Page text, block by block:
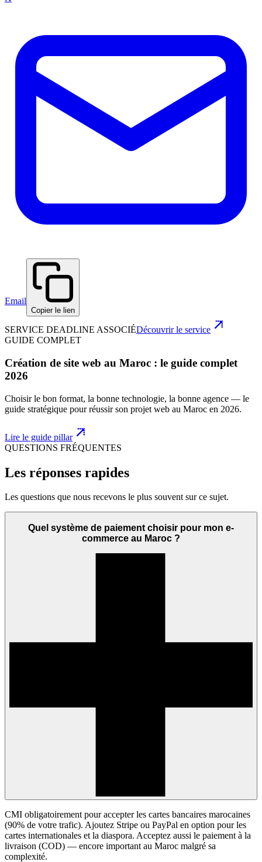
Email
Copier le lien
SERVICE DEADLINE ASSOCIÉDécouvrir le service
GUIDE COMPLET
Création de site web au Maroc : le guide complet
2026
Choisir le bon format, la bonne technologie, la bonne agence — le
guide stratégique pour réussir son projet web au Maroc en 2026.
Lire le guide pillar
QUESTIONS FRÉQUENTES
Les réponses rapides
Les questions que nous recevons le plus souvent sur ce sujet.
Quel système de paiement choisir pour mon e-
commerce au Maroc ?
CMI obligatoirement pour accepter les cartes bancaires marocaines
(90% de votre trafic). Ajoutez Stripe ou PayPal en option pour les
cartes internationales et la diaspora. Acceptez aussi le paiement à la
livraison (COD) — encore important au Maroc malgré sa
complexité.